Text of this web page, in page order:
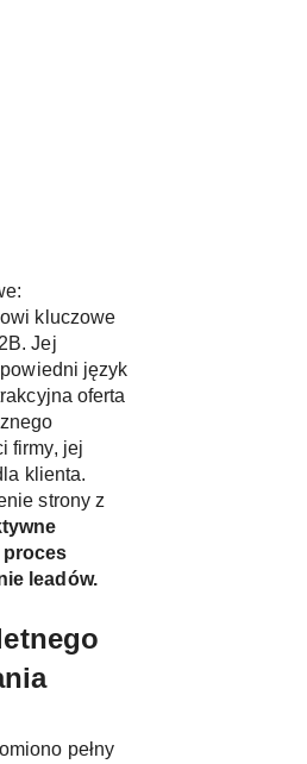
kluczowe
Jej
język
oferta
firmy, jej
klienta.
strony z
proces
leadów.
pełny